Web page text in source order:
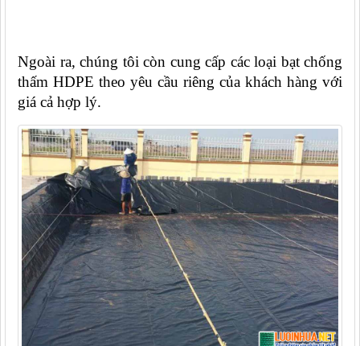
Ngoài ra, chúng tôi còn cung cấp các loại bạt chống
thấm HDPE theo yêu cầu riêng của khách hàng với
giá cả hợp lý.